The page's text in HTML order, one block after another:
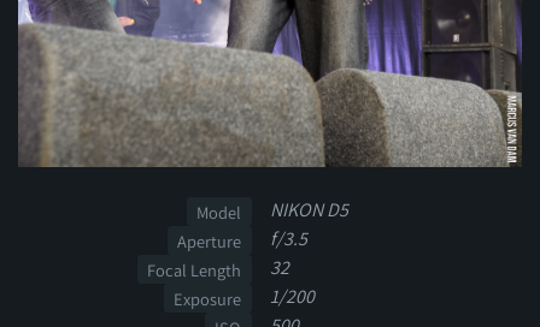
Model NIKON D5
Aperture f/3.5
Focal Length 32
Exposure 1/200